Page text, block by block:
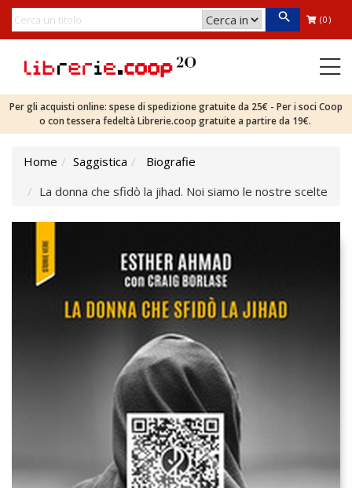
(0)
Per gli acquisti online: spese di spedizione gratuite da 25€ - Per i soci Coop
o con tessera fedeltà Librerie.coop gratuite a partire da 19€.
Home Saggistica
Biografie
La donna che sfidò la jihad. Noi siamo le nostre scelte